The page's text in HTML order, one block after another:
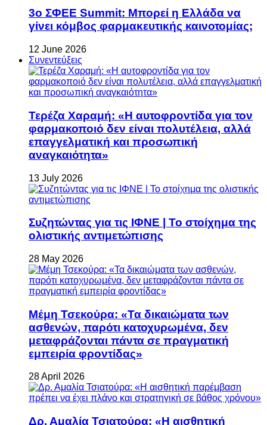
3ο ΣΦΕΕ Summit: Μπορεί η Ελλάδα να
γίνει κόμβος φαρμακευτικής καινοτομίας;
12 June 2026
Συνεντεύξεις
Τερέζα Χαραμή: «Η αυτοφροντίδα για τον
φαρμακοποιό δεν είναι πολυτέλεια, αλλά
επαγγελματική και προσωπική
αναγκαιότητα»
13 July 2026
Συζητώντας για τις ΙΦΝΕ | Το στοίχημα της
ολιστικής αντιμετώπισης
28 May 2026
Μέμη Τσεκούρα: «Τα δικαιώματα των
ασθενών, παρότι κατοχυρωμένα, δεν
μεταφράζονται πάντα σε πραγματική
εμπειρία φροντίδας»
28 April 2026
Δρ. Αμαλία Τσιατούρα: «Η αισθητική